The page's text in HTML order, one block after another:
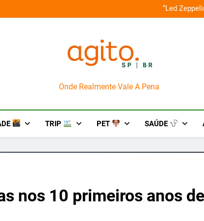
“Led
AgitoSP
Onde Realmente Vale A Pena
TRIP PET SAÚDE
nos 10 primeiros anos de